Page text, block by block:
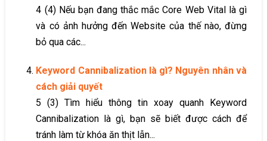
4 (4) Nếu bạn đang thắc mắc Core Web Vital là gì
và có ảnh hưởng đến Website của thế nào, đừng
bỏ qua các...
Keyword Cannibalization là gì? Nguyên nhân và
cách giải quyết
5 (3) Tìm hiểu thông tin xoay quanh Keyword
Cannibalization là gì, bạn sẽ biết được cách để
tránh làm từ khóa ăn thịt lẫn...